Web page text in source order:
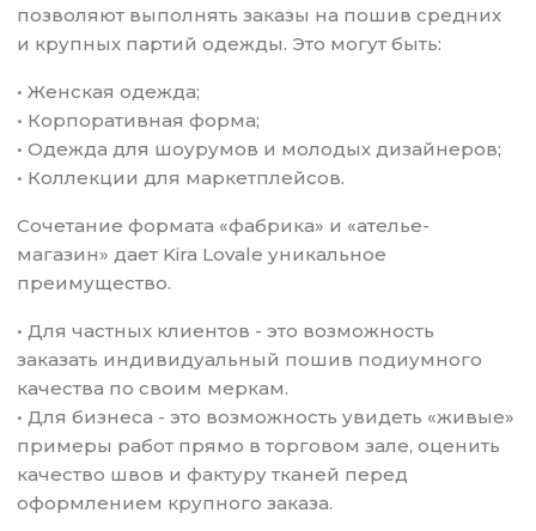
позволяют выполнять заказы на пошив средних
и крупных партий одежды. Это могут быть:
• Женская одежда;
• Корпоративная форма;
• Одежда для шоурумов и молодых дизайнеров;
• Коллекции для маркетплейсов.
Сочетание формата «фабрика» и «ателье-
магазин» дает Kira Lovale уникальное
преимущество.
• Для частных клиентов - это возможность
заказать индивидуальный пошив подиумного
качества по своим меркам.
• Для бизнеса - это возможность увидеть «живые»
примеры работ прямо в торговом зале, оценить
качество швов и фактуру тканей перед
оформлением крупного заказа.